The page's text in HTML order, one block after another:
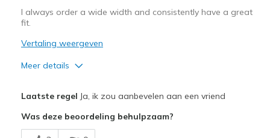
I always order a wide width and consistently have a great
fit.
Vertaling weergeven
Meer details
Beste toepassingen
Laatste regel Ja, ik zou aanbevelen aan een vriend
Was deze beoordeling behulpzaam?